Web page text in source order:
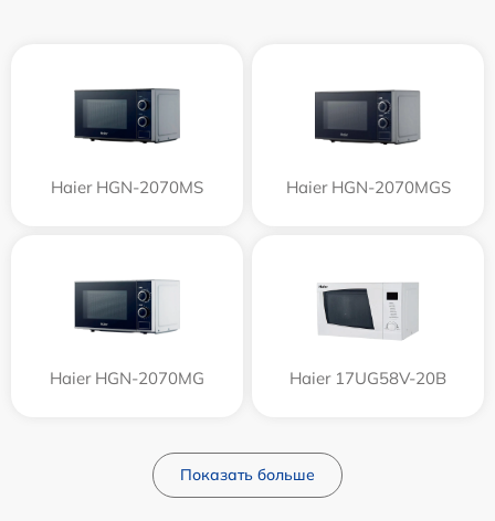
Haier HGN-2070MS Haier HGN-2070MGS
Haier HGN-2070MG Haier 17UG58V-20B
Показать больше